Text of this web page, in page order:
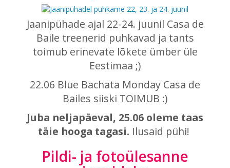
Jaanipühade ajal 22-24. juunil Casa de
Baile treenerid puhkavad ja tants
toimub erinevate lõkete ümber üle
Eestimaa ;)
22.06 Blue Bachata Monday Casa de
Bailes siiski TOIMUB :)
Juba neljapäeval, 25.06 oleme taas
täie hooga tagasi. Ilusaid pühi!
Pildi- ja fotoülesanne